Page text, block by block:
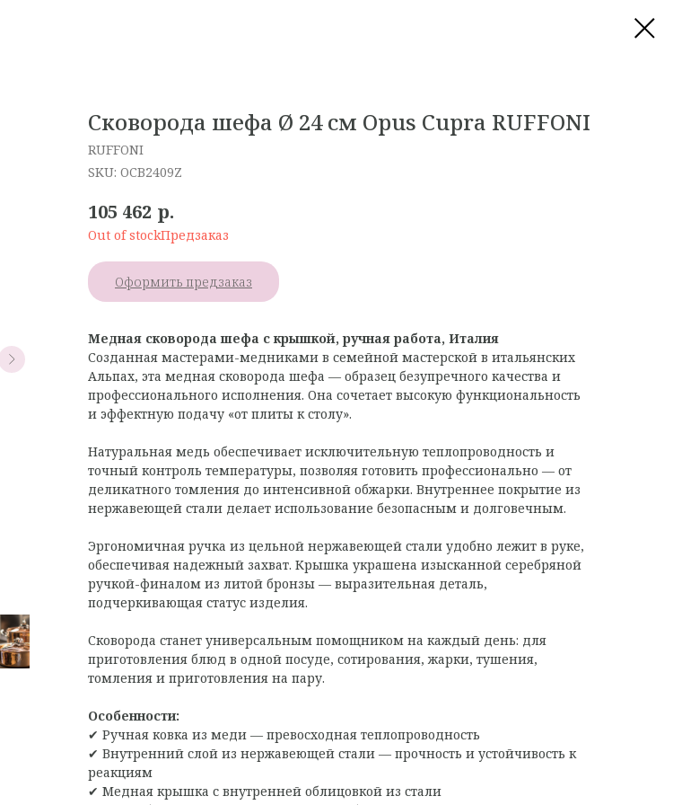
Сковорода шефа Ø 24 см Opus Cupra RUFFONI
RUFFONI
SKU: OCB2409Z
105 462 р.
Out of stock
Оформить предзаказ
Медная сковорода шефа с крышкой, ручная работа, Италия
Созданная мастерами-медниками в семейной мастерской в итальянских
Альпах, эта медная сковорода шефа — образец безупречного качества и
профессионального исполнения. Она сочетает высокую функциональность
и эффектную подачу «от плиты к столу».
Натуральная медь обеспечивает исключительную теплопроводность и
точный контроль температуры, позволяя готовить профессионально — от
деликатного томления до интенсивной обжарки. Внутреннее покрытие из
нержавеющей стали делает использование безопасным и долговечным.
Эргономичная ручка из цельной нержавеющей стали удобно лежит в руке,
обеспечивая надежный захват. Крышка украшена изысканной серебряной
ручкой-финалом из литой бронзы — выразительная деталь,
подчеркивающая статус изделия.
Сковорода станет универсальным помощником на каждый день: для
приготовления блюд в одной посуде, сотирования, жарки, тушения,
томления и приготовления на пару.
Особенности:
✔ Ручная ковка из меди — превосходная теплопроводность
✔ Внутренний слой из нержавеющей стали — прочность и устойчивость к
реакциям
✔ Медная крышка с внутренней облицовкой из стали